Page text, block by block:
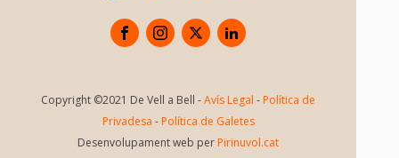
Copyright ©2021 De Vell a Bell -Avís Legal - Política de
Privadesa - Política de Galetes
Desenvolupament web per Pirinuvol.cat